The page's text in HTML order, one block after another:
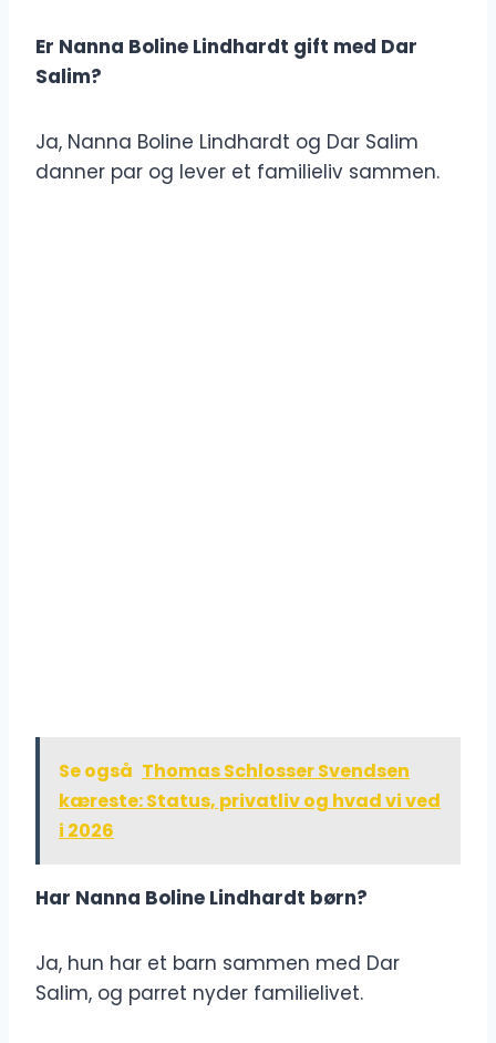
Er Nanna Boline Lindhardt gift med Dar
Salim?
Ja, Nanna Boline Lindhardt og Dar Salim
danner par og lever et familieliv sammen.
Se også Thomas Schlosser Svendsen
kæreste: Status, privatliv og hvad vi ved
i 2026
Har Nanna Boline Lindhardt børn?
Ja, hun har et barn sammen med Dar
Salim, og parret nyder familielivet.